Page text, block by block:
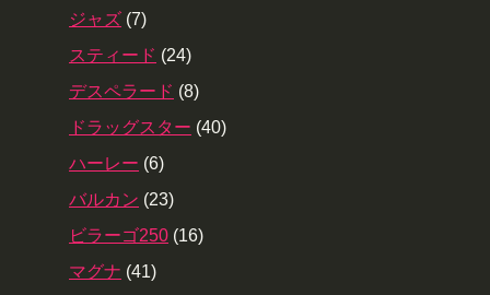
ジャズ (7)
スティード (24)
デスペラード (8)
ドラッグスター (40)
ハーレー (6)
バルカン (23)
ビラーゴ250 (16)
マグナ (41)